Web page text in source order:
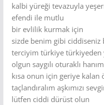
kalbi yüreği tevazuyla
efendi ile mutlu
bir evlilik kurmak için
sizde benim gibi
terciyim türkiye türkiyeden
olgun saygılı oturaklı
kısa onun için geriye
taçlandıralım aşkımızı
lütfen ciddi dürüst olun